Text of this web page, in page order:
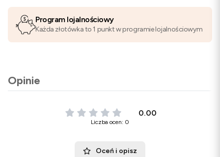
Program lojalnościowy
Każda złotówka to 1 punkt w programie lojalnościowym
Opinie
0.00
Liczba ocen: 0
Oceń i opisz